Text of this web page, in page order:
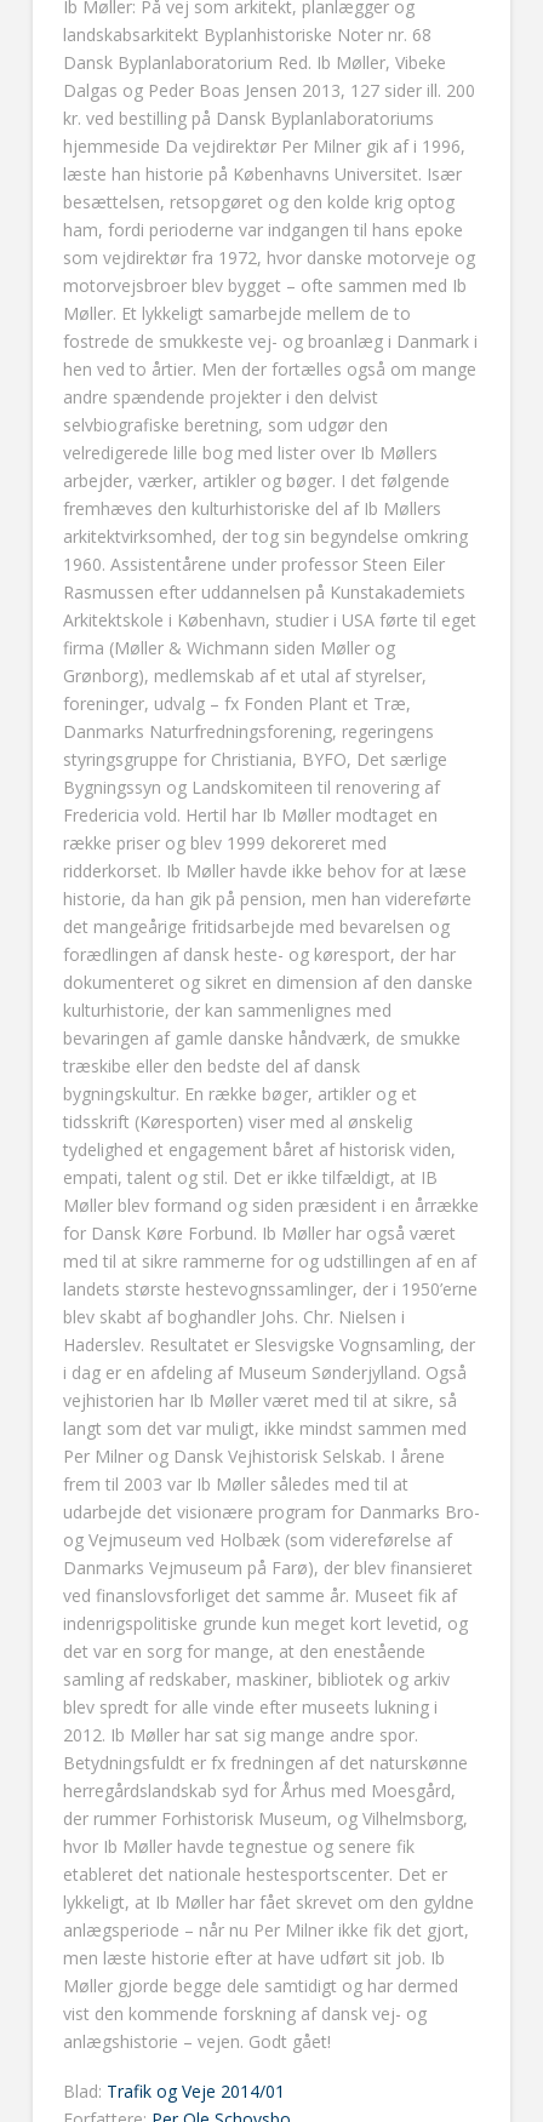
Ib Møller: På vej som arkitekt, planlægger og
landskabsarkitekt Byplanhistoriske Noter nr. 68
Dansk Byplanlaboratorium Red. Ib Møller, Vibeke
Dalgas og Peder Boas Jensen 2013, 127 sider ill. 200
kr. ved bestilling på Dansk Byplanlaboratoriums
hjemmeside Da vejdirektør Per Milner gik af i 1996,
læste han historie på Københavns Universitet. Især
besættelsen, retsopgøret og den kolde krig optog
ham, fordi perioderne var indgangen til hans epoke
som vejdirektør fra 1972, hvor danske motorveje og
motorvejsbroer blev bygget – ofte sammen med Ib
Møller. Et lykkeligt samarbejde mellem de to
fostrede de smukkeste vej- og broanlæg i Danmark i
hen ved to årtier. Men der fortælles også om mange
andre spændende projekter i den delvist
selvbiografiske beretning, som udgør den
velredigerede lille bog med lister over Ib Møllers
arbejder, værker, artikler og bøger. I det følgende
fremhæves den kulturhistoriske del af Ib Møllers
arkitektvirksomhed, der tog sin begyndelse omkring
1960. Assistentårene under professor Steen Eiler
Rasmussen efter uddannelsen på Kunstakademiets
Arkitektskole i København, studier i USA førte til eget
firma (Møller & Wichmann siden Møller og
Grønborg), medlemskab af et utal af styrelser,
foreninger, udvalg – fx Fonden Plant et Træ,
Danmarks Naturfredningsforening, regeringens
styringsgruppe for Christiania, BYFO, Det særlige
Bygningssyn og Landskomiteen til renovering af
Fredericia vold. Hertil har Ib Møller modtaget en
række priser og blev 1999 dekoreret med
ridderkorset. Ib Møller havde ikke behov for at læse
historie, da han gik på pension, men han videreførte
det mangeårige fritidsarbejde med bevarelsen og
forædlingen af dansk heste- og køresport, der har
dokumenteret og sikret en dimension af den danske
kulturhistorie, der kan sammenlignes med
bevaringen af gamle danske håndværk, de smukke
træskibe eller den bedste del af dansk
bygningskultur. En række bøger, artikler og et
tidsskrift (Køresporten) viser med al ønskelig
tydelighed et engagement båret af historisk viden,
empati, talent og stil. Det er ikke tilfældigt, at IB
Møller blev formand og siden præsident i en årrække
for Dansk Køre Forbund. Ib Møller har også været
med til at sikre rammerne for og udstillingen af en af
landets største hestevognssamlinger, der i 1950’erne
blev skabt af boghandler Johs. Chr. Nielsen i
Haderslev. Resultatet er Slesvigske Vognsamling, der
i dag er en afdeling af Museum Sønderjylland. Også
vejhistorien har Ib Møller været med til at sikre, så
langt som det var muligt, ikke mindst sammen med
Per Milner og Dansk Vejhistorisk Selskab. I årene
frem til 2003 var Ib Møller således med til at
udarbejde det visionære program for Danmarks Bro-
og Vejmuseum ved Holbæk (som videreførelse af
Danmarks Vejmuseum på Farø), der blev finansieret
ved finanslovsforliget det samme år. Museet fik af
indenrigspolitiske grunde kun meget kort levetid, og
det var en sorg for mange, at den enestående
samling af redskaber, maskiner, bibliotek og arkiv
blev spredt for alle vinde efter museets lukning i
2012. Ib Møller har sat sig mange andre spor.
Betydningsfuldt er fx fredningen af det naturskønne
herregårdslandskab syd for Århus med Moesgård,
der rummer Forhistorisk Museum, og Vilhelmsborg,
hvor Ib Møller havde tegnestue og senere fik
etableret det nationale hestesportscenter. Det er
lykkeligt, at Ib Møller har fået skrevet om den gyldne
anlægsperiode – når nu Per Milner ikke fik det gjort,
men læste historie efter at have udført sit job. Ib
Møller gjorde begge dele samtidigt og har dermed
vist den kommende forskning af dansk vej- og
anlægshistorie – vejen. Godt gået!
Blad: Trafik og Veje 2014/01